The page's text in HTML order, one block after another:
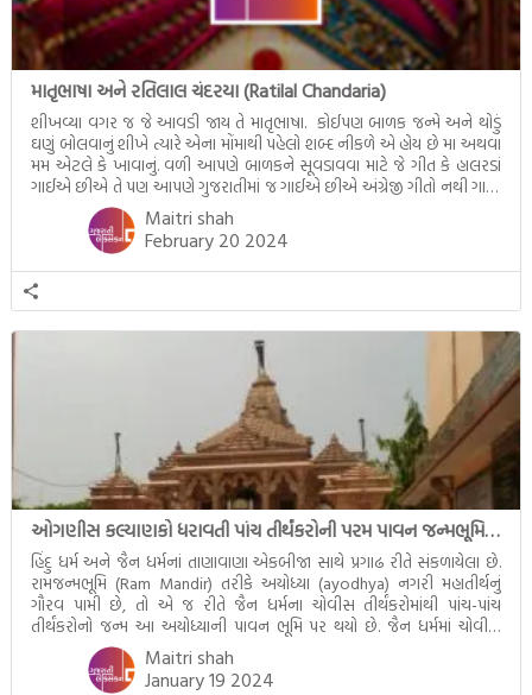
માતૃભાષા અને રતિલાલ ચંદરયા (Ratilal Chandaria)
શીખવ્યા વગર જ જે આવડી જાય તે માતૃભાષા. કોઈપણ બાળક જન્મે અને થોડું
ઘણું બોલવાનું શીખે ત્યારે એના મોંમાથી પહેલો શબ્દ નીકળે એ હોય છે મા અથવા
મમ એટલે કે ખાવાનું. વળી આપણે બાળકને સૂવડાવવા માટે જે ગીત કે હાલરડાં
ગાઈએ છીએ તે પણ આપણે ગુજરાતીમાં જ ગાઈએ છીએ અંગ્રેજી ગીતો નથી ગાતા.
આમ બાળકને.. Read More
Maitri shah
February 20 2024
ઓગણીસ કલ્યાણકો ધરાવતી પાંચ તીર્થંકરોની પરમ પાવન જન્મભૂમિ – અયોધ્યા (Ayodhya)
હિંદુ ધર્મ અને જૈન ધર્મનાં તાણાવાણા એકબીજા સાથે પ્રગાઢ રીતે સંકળાયેલા છે.
રામજન્મભૂમિ (Ram Mandir) તરીકે અયોધ્યા (ayodhya) નગરી મહાતીર્થનું
ગૌરવ પામી છે, તો એ જ રીતે જૈન ધર્મના ચોવીસ તીર્થંકરોમાંથી પાંચ-પાંચ
તીર્થંકરોનો જન્મ આ અયોધ્યાની પાવન ભૂમિ પર થયો છે. જૈન ધર્મમાં ચોવીસ
તીર્થંકરોમાંથી પાંચ-પાંચ તીર્થંકરોનાં કલ્યાણકો અહીં આવ્યાં છે. દરેક તીર્થંકરના
જીવનની ચ્યવન(માતાના.. Read More
Maitri shah
January 19 2024